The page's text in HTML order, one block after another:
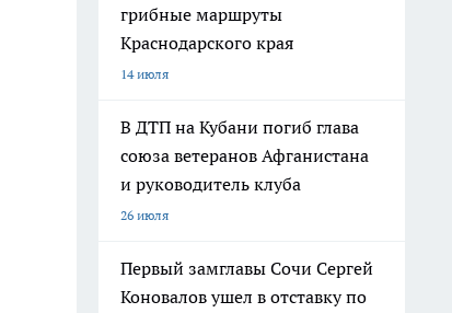
грибные маршруты
Краснодарского края
14 июля
В ДТП на Кубани погиб глава
союза ветеранов Афганистана
и руководитель клуба
26 июля
Первый замглавы Сочи Сергей
Коновалов ушел в отставку по